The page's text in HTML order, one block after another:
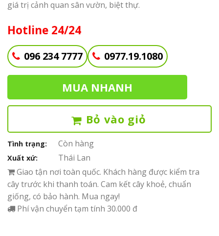
giá trị cảnh quan sân vườn, biệt thự.
Hotline 24/24
096 234 7777 0977.19.1080
MUA NHANH
Bỏ vào giỏ
Tình trạng: Còn hàng
Xuất xứ:
Thái Lan
Giao tận nơi toàn quốc. Khách hàng được kiểm tra
cây trước khi thanh toán. Cam kết cây khoẻ, chuẩn
giống, có bảo hành. Mua ngay!
Phí vận chuyển tạm tính 30.000 đ